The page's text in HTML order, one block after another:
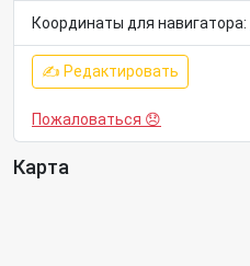
Координаты для навигатора:
✍ Редактировать
Пожаловаться 😞
Карта